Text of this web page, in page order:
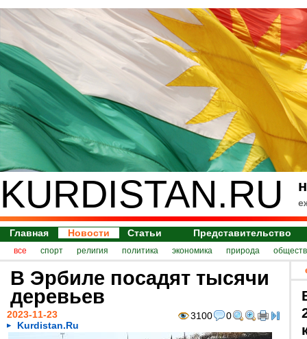
KURDISTAN.RU
Главная Новости Статьи Представительство
все спорт религия политика экономика природа
В Эрбиле посадят тысячи
деревьев
3100 0
2023-11-23
Kurdistan.Ru